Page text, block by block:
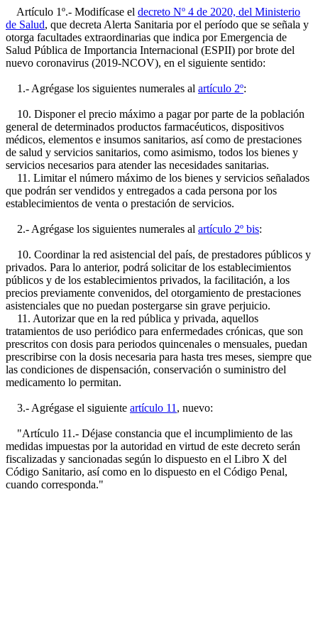
Artículo 1º.- Modifícase el decreto Nº 4 de 2020, del Ministerio
de Salud, que decreta Alerta Sanitaria por el período que se señala y
otorga facultades extraordinarias que indica por Emergencia de
Salud Pública de Importancia Internacional (ESPII) por brote del
nuevo coronavirus (2019-NCOV), en el siguiente sentido:
1.- Agrégase los siguientes numerales al artículo 2º:
10. Disponer el precio máximo a pagar por parte de la población
general de determinados productos farmacéuticos, dispositivos
médicos, elementos e insumos sanitarios, así como de prestaciones
de salud y servicios sanitarios, como asimismo, todos los bienes y
servicios necesarios para atender las necesidades sanitarias.
11. Limitar el número máximo de los bienes y servicios señalados
que podrán ser vendidos y entregados a cada persona por los
establecimientos de venta o prestación de servicios.
2.- Agrégase los siguientes numerales al artículo 2º bis:
10. Coordinar la red asistencial del país, de prestadores públicos y
privados. Para lo anterior, podrá solicitar de los establecimientos
públicos y de los establecimientos privados, la facilitación, a los
precios previamente convenidos, del otorgamiento de prestaciones
asistenciales que no puedan postergarse sin grave perjuicio.
11. Autorizar que en la red pública y privada, aquellos
tratamientos de uso periódico para enfermedades crónicas, que son
prescritos con dosis para periodos quincenales o mensuales, puedan
prescribirse con la dosis necesaria para hasta tres meses, siempre que
las condiciones de dispensación, conservación o suministro del
medicamento lo permitan.
3.- Agrégase el siguiente artículo 11 , nuevo:
"Artículo 11.- Déjase constancia que el incumplimiento de las
medidas impuestas por la autoridad en virtud de este decreto serán
fiscalizadas y sancionadas según lo dispuesto en el Libro X del
Código Sanitario, así como en lo dispuesto en el Código Penal,
cuando corresponda."